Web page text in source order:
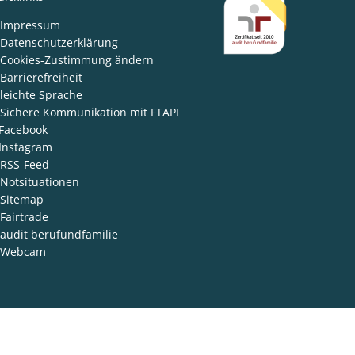
Impressum
Datenschutzerklärung
Cookies-Zustimmung ändern
Barrierefreiheit
leichte Sprache
Sichere Kommunikation mit FTAPI
Facebook
Instagram
RSS-Feed
Notsituationen
Sitemap
Fairtrade
audit berufundfamilie
Webcam